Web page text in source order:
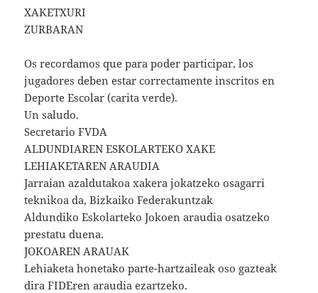
XAKETXURI
ZURBARAN
Os recordamos que para poder participar, los
jugadores deben estar correctamente inscritos en
Deporte Escolar (carita verde).
Un saludo.
Secretario FVDA
ALDUNDIAREN ESKOLARTEKO XAKE
LEHIAKETAREN ARAUDIA
Jarraian azaldutakoa xakera jokatzeko osagarri
teknikoa da, Bizkaiko Federakuntzak
Aldundiko Eskolarteko Jokoen araudia osatzeko
prestatu duena.
JOKOAREN ARAUAK
Lehiaketa honetako parte-hartzaileak oso gazteak
dira FIDEren araudia ezartzeko.